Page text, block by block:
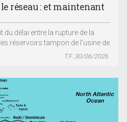
le réseau : et maintenant
du délai entre la rupture de la
réservoirs tampon de l’usine de
T.F. 30/06/2026